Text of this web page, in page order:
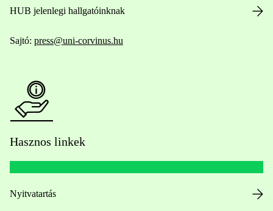
HUB jelenlegi hallgatóinknak
Sajtó: press@uni-corvinus.hu
Hasznos linkek
Nyitvatartás